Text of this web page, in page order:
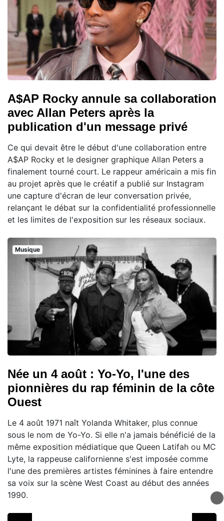
A$AP Rocky annule sa collaboration
avec Allan Peters après la
publication d'un message privé
Ce qui devait être le début d'une collaboration entre
A$AP Rocky et le designer graphique Allan Peters a
finalement tourné court. Le rappeur américain a mis fin
au projet après que le créatif a publié sur Instagram
une capture d'écran de leur conversation privée,
relançant le débat sur la confidentialité professionnelle
et les limites de l'exposition sur les réseaux sociaux.
Musique
Née un 4 août : Yo-Yo, l'une des
pionnières du rap féminin de la côte
Ouest
Le 4 août 1971 naît Yolanda Whitaker, plus connue
sous le nom de Yo-Yo. Si elle n'a jamais bénéficié de la
même exposition médiatique que Queen Latifah ou MC
Lyte, la rappeuse californienne s'est imposée comme
l'une des premières artistes féminines à faire entendre
sa voix sur la scène West Coast au début des années
1990.